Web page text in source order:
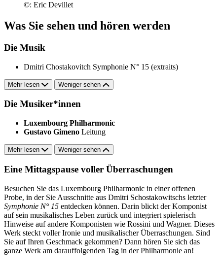
©: Eric Devillet
Was Sie sehen und hören werden
Die Musik
Dmitri Chostakovitch Symphonie N° 15 (extraits)
Mehr lesen Weniger sehen
Die Musiker*innen
Luxembourg Philharmonic
Gustavo Gimeno Leitung
Mehr lesen Weniger sehen
Eine Mittagspause voller Überraschungen
Besuchen Sie das Luxembourg Philharmonic in einer offenen
Probe, in der Sie Ausschnitte aus Dmitri Schostakowitschs letzter
Symphonie N° 15 entdecken können. Darin blickt der Komponist
auf sein musikalisches Leben zurück und integriert spielerisch
Hinweise auf andere Komponisten wie Rossini und Wagner. Dieses
Werk steckt voller Ironie und musikalischer Überraschungen. Sind
Sie auf Ihren Geschmack gekommen? Dann hören Sie sich das
ganze Werk am darauffolgenden Tag in der Philharmonie an!